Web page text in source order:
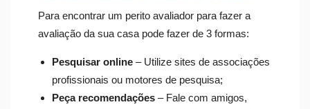
Para encontrar um perito avaliador para fazer a
avaliação da sua casa pode fazer de 3 formas:
Pesquisar online – Utilize sites de associações
profissionais ou motores de pesquisa;
Peça recomendações – Fale com amigos,